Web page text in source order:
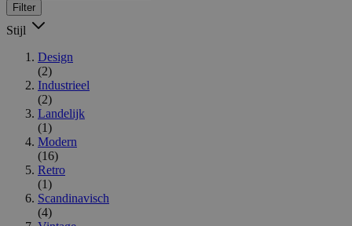
Filter
Stijl
Design
(2)
Industrieel
(2)
Landelijk
(1)
Modern
(16)
Retro
(1)
Scandinavisch
(4)